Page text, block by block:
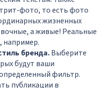
фото, то есть фото
жизненных
а живые! Реальные
например.
бренда.Выберите
будут ваши
фильтр.
публикации в